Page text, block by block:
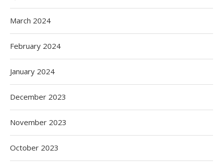
March 2024
February 2024
January 2024
December 2023
November 2023
October 2023